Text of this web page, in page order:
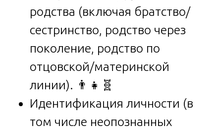
родства (включая братство/
сестринство, родство через
поколение, родство по
отцовской/материнской
линии). 👨‍👧🧬
Идентификация личности (в
том числе неопознанных